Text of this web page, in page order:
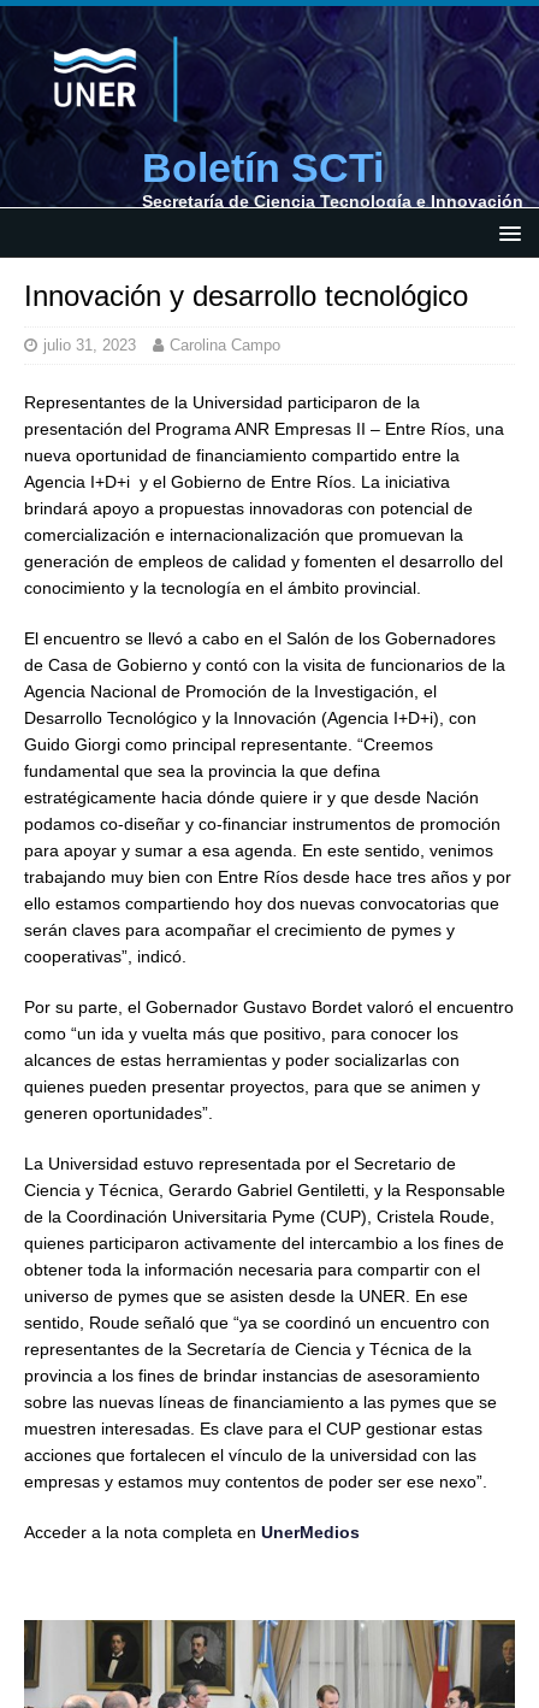
Boletín SCTi
Secretaría de Ciencia Tecnología e Innovación
Innovación y desarrollo tecnológico
julio 31, 2023 Carolina Campo
Representantes de la Universidad participaron de la
presentación del Programa ANR Empresas II – Entre Ríos, una
nueva oportunidad de financiamiento compartido entre la
Agencia I+D+i y el Gobierno de Entre Ríos. La iniciativa
brindará apoyo a propuestas innovadoras con potencial de
comercialización e internacionalización que promuevan la
generación de empleos de calidad y fomenten el desarrollo del
conocimiento y la tecnología en el ámbito provincial.
El encuentro se llevó a cabo en el Salón de los Gobernadores
de Casa de Gobierno y contó con la visita de funcionarios de la
Agencia Nacional de Promoción de la Investigación, el
Desarrollo Tecnológico y la Innovación (Agencia I+D+i), con
Guido Giorgi como principal representante. “Creemos
fundamental que sea la provincia la que defina
estratégicamente hacia dónde quiere ir y que desde Nación
podamos co-diseñar y co-financiar instrumentos de promoción
para apoyar y sumar a esa agenda. En este sentido, venimos
trabajando muy bien con Entre Ríos desde hace tres años y por
ello estamos compartiendo hoy dos nuevas convocatorias que
serán claves para acompañar el crecimiento de pymes y
cooperativas”, indicó.
Por su parte, el Gobernador Gustavo Bordet valoró el encuentro
como “un ida y vuelta más que positivo, para conocer los
alcances de estas herramientas y poder socializarlas con
quienes pueden presentar proyectos, para que se animen y
generen oportunidades”.
La Universidad estuvo representada por el Secretario de
Ciencia y Técnica, Gerardo Gabriel Gentiletti, y la Responsable
de la Coordinación Universitaria Pyme (CUP), Cristela Roude,
quienes participaron activamente del intercambio a los fines de
obtener toda la información necesaria para compartir con el
universo de pymes que se asisten desde la UNER. En ese
sentido, Roude señaló que “ya se coordinó un encuentro con
representantes de la Secretaría de Ciencia y Técnica de la
provincia a los fines de brindar instancias de asesoramiento
sobre las nuevas líneas de financiamiento a las pymes que se
muestren interesadas. Es clave para el CUP gestionar estas
acciones que fortalecen el vínculo de la universidad con las
empresas y estamos muy contentos de poder ser ese nexo”.
Acceder a la nota completa en UnerMedios